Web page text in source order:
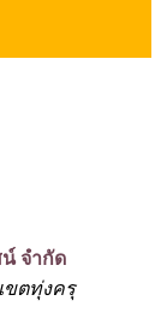
จำกัด
ขตทุ่งครุ